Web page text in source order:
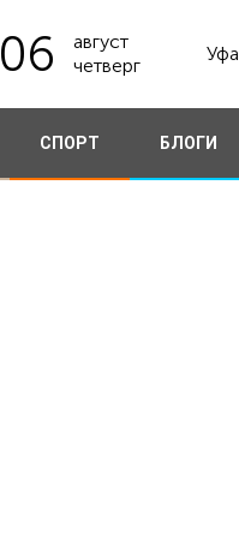
06
август
четверг
Уфа
СПОРТ БЛОГИ